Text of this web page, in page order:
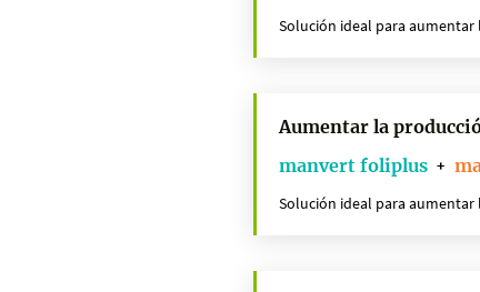
Solución ideal para
Aumentar la
manvert foliplus +
Solución ideal para